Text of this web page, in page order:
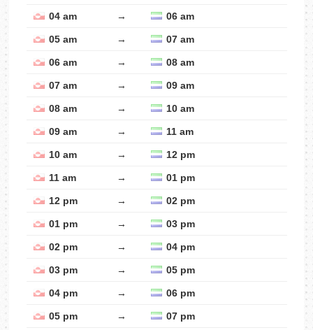
04 am → 06 am
05 am → 07 am
06 am → 08 am
07 am → 09 am
08 am → 10 am
09 am → 11 am
10 am → 12 pm
11 am → 01 pm
12 pm → 02 pm
01 pm → 03 pm
02 pm → 04 pm
03 pm → 05 pm
04 pm → 06 pm
05 pm → 07 pm